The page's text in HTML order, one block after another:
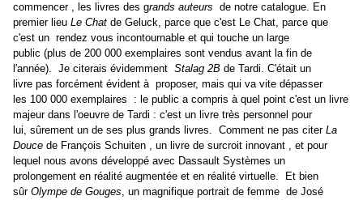
commencer , les livres des grands auteurs de notre catalogue. En
premier lieu Le Chat de Geluck, parce que c'est Le Chat, parce que
c'est un rendez vous incontournable et qui touche un large
public (plus de 200 000 exemplaires sont vendus avant la fin de
l'année). Je citerais évidemment Stalag 2B de Tardi. C'était un
livre pas forcément évident à proposer, mais qui va vite dépasser
les 100 000 exemplaires : le public a compris à quel point c'est un livre
majeur dans l'oeuvre de Tardi : c'est un livre très personnel pour
lui, sûrement un de ses plus grands livres. Comment ne pas citer La
Douce de François Schuiten , un livre de surcroit innovant , et pour
lequel nous avons développé avec Dassault Systèmes un
prolongement en réalité augmentée et en réalité virtuelle. Et bien
sûr Olympe de Gouges, un magnifique portrait de femme de José